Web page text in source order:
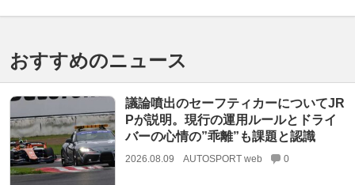
おすすめのニュース
議論噴出のセーフティカーについてJR
Pが説明。現行の運用ルールとドライ
バーの心情の”乖離”も課題と認識
2026.08.09 AUTOSPORT web 0